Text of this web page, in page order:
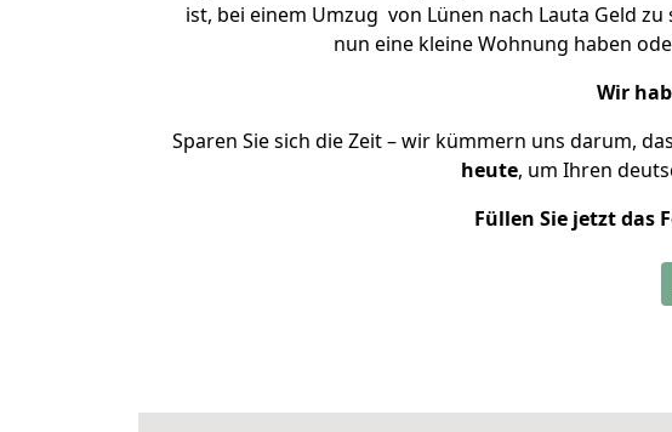
ist, bei einem Umzug von Lünen nach Lauta Geld
nun eine kleine Wohnung haben
Wir
Sparen Sie sich die Zeit – wir kümmern uns darum,
heute, um Ihren
Füllen Sie jetzt das